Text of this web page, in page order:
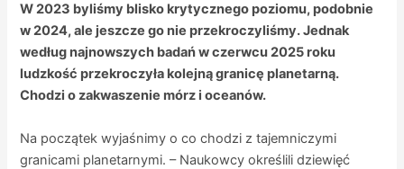
W 2023 byliśmy blisko krytycznego poziomu, podobnie
w 2024, ale jeszcze go nie przekroczyliśmy. Jednak
według najnowszych badań w czerwcu 2025 roku
ludzkość przekroczyła kolejną granicę planetarną.
Chodzi o zakwaszenie mórz i oceanów.
Na początek wyjaśnimy o co chodzi z tajemniczymi
granicami planetarnymi. – Naukowcy określili dziewięć